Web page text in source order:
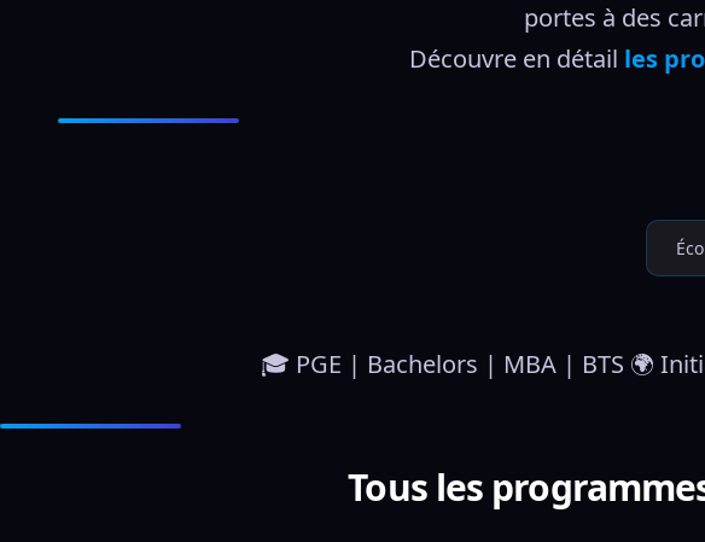
portes à des
Découvre en détail les
🎓 PGE | Bachelors | MBA | BTS 🌍
Tous les